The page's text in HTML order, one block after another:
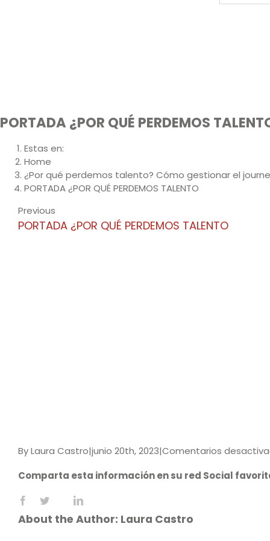
PORTADA ¿POR QUÉ PERDEMOS
Estas en:
Home
¿Por qué perdemos talento? Cómo gestionar el
PORTADA ¿POR QUÉ PERDEMOS TALENTO
Previous
PORTADA ¿POR QUÉ PERDEMOS TALENTO
ByLaura Castro|junio 20th, 2023|Comentarios
Comparta esta información en su red Social
Facebook
X RedditLinkedIn
About the Author: Laura Castro